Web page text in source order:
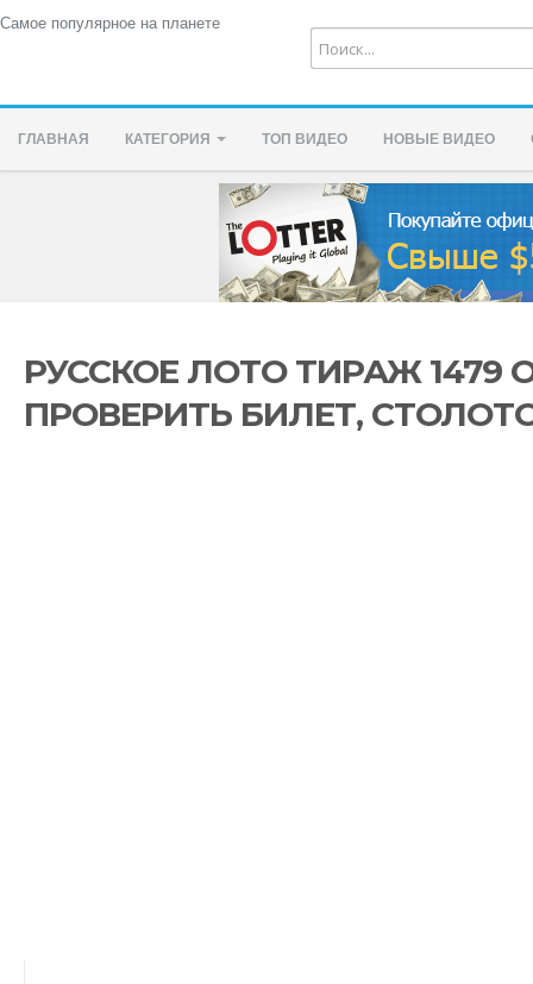
Самое популярное на планете
ГЛАВНАЯ КАТЕГОРИЯ ТОП ВИДЕО НОВЫЕ ВИДЕО
РУССКОЕ ЛОТО ТИРАЖ 1479
ПРОВЕРИТЬ БИЛЕТ,